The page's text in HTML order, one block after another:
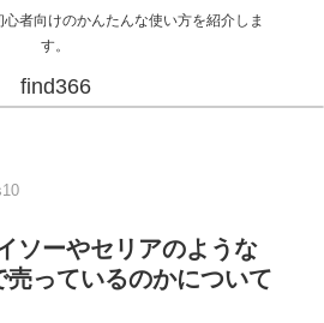
者向けのかんたんな使い方を紹介しま
す。
find366
ソーやセリアのような
売っているのかについて